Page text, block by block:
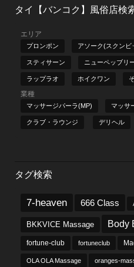
タイ【バンコク】風俗店検
エリア
プロンポン アソーク(スクンビ
スティサーン ニューペッブリ
ラップラオ ホイクワン
業種
マッサージパーラ(MP) マッサ
クラブ・ラウンジ デリヘル
タグ検索
7-heaven 666 Class
BKKVICE Massage Body
fortune-club fortuneclub
OLA OLA Massage oranges-